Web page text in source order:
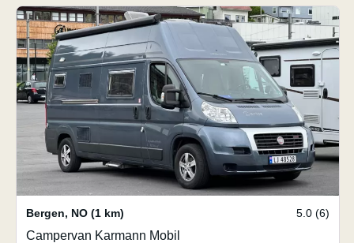
Bergen, NO (1 km) 5.0 (6)
Campervan Karmann Mobil